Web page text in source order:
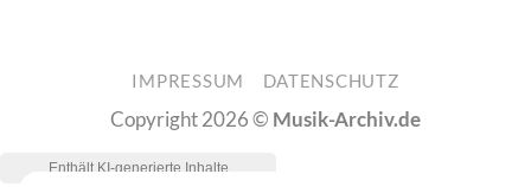
IMPRESSUM DATENSCHUTZ
Copyright 2026 © Musik-Archiv.de